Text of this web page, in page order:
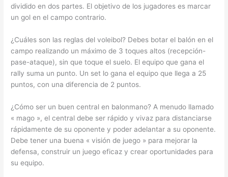
dividido en dos partes. El objetivo de los jugadores es marcar
un gol en el campo contrario.
¿Cuáles son las reglas del voleibol? Debes botar el balón en el
campo realizando un máximo de 3 toques altos (recepción-
pase-ataque), sin que toque el suelo. El equipo que gana el
rally suma un punto. Un set lo gana el equipo que llega a 25
puntos, con una diferencia de 2 puntos.
¿Cómo ser un buen central en balonmano? A menudo llamado
« mago », el central debe ser rápido y vivaz para distanciarse
rápidamente de su oponente y poder adelantar a su oponente.
Debe tener una buena « visión de juego » para mejorar la
defensa, construir un juego eficaz y crear oportunidades para
su equipo.